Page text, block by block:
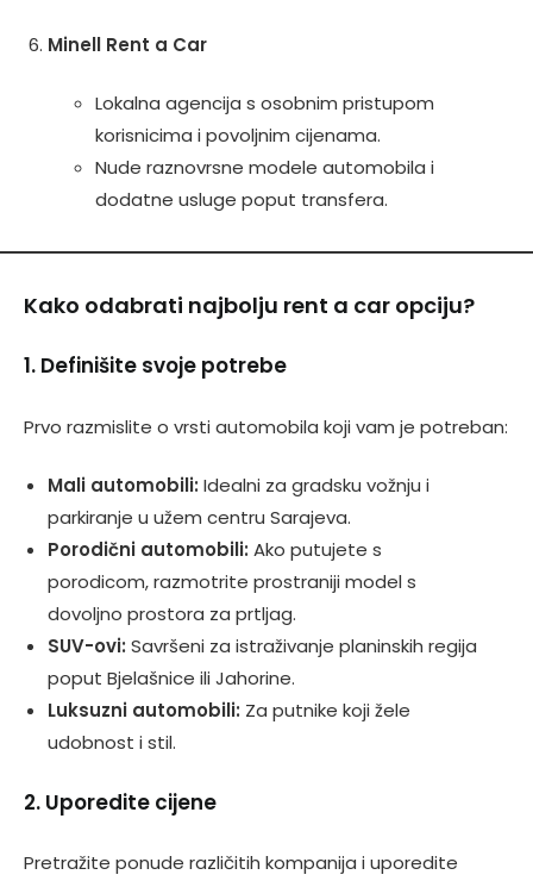
Minell Rent a Car
Lokalna agencija s osobnim pristupom
korisnicima i povoljnim cijenama.
Nude raznovrsne modele automobila i
dodatne usluge poput transfera.
Kako odabrati najbolju rent a car opciju?
1. Definišite svoje potrebe
Prvo razmislite o vrsti automobila koji vam je potreban:
Mali automobili: Idealni za gradsku vožnju i
parkiranje u užem centru Sarajeva.
Porodični automobili: Ako putujete s
porodicom, razmotrite prostraniji model s
dovoljno prostora za prtljag.
SUV-ovi: Savršeni za istraživanje planinskih regija
poput Bjelašnice ili Jahorine.
Luksuzni automobili: Za putnike koji žele
udobnost i stil.
2. Uporedite cijene
Pretražite ponude različitih kompanija i uporedite